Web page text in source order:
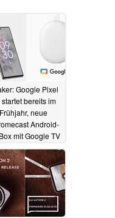
Google Pixel
bereits im
Frühjahr, neue
Android-
mit Google TV
in Entwicklung
23.01.2022